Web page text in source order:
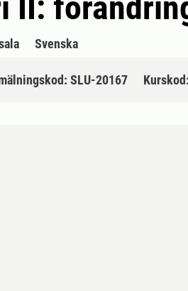
Svenska
SLU-20167